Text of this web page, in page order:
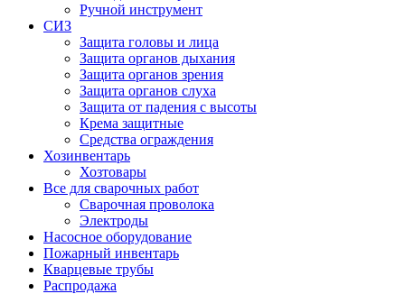
Ручной инструмент
СИЗ
Защита головы и лица
Защита органов дыхания
Защита органов зрения
Защита органов слуха
Защита от падения с высоты
Крема защитные
Средства ограждения
Хозинвентарь
Хозтовары
Все для сварочных работ
Сварочная проволока
Электроды
Насосное оборудование
Пожарный инвентарь
Кварцевые трубы
Распродажа